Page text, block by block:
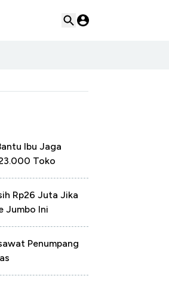
Ibu Jaga
Toko
Rp26 Juta Jika
Jumbo Ini
Penumpang